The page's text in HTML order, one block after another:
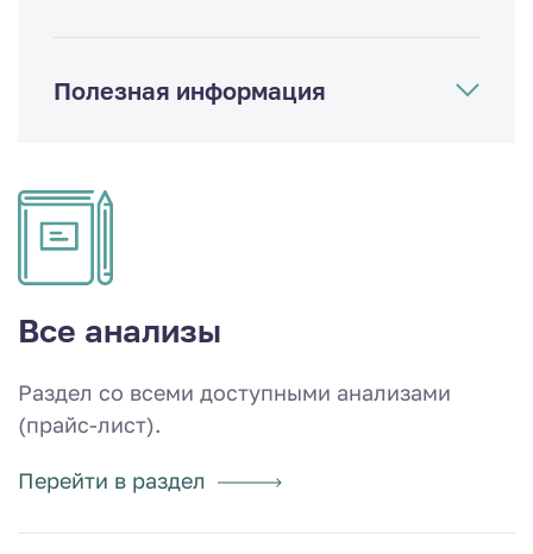
Полезная информация
Все анализы
Раздел со всеми доступными анализами
(прайс-лист).
Перейти в раздел